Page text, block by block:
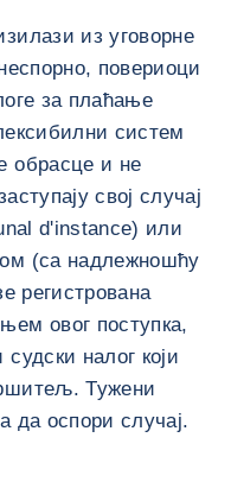
из уговорне
повериоци
за плаћање
систем
обрасце и не
свој случај
d'instance) или
(са надлежношћу
регистрована
овог поступка,
налог који
Тужени
да оспори случај.